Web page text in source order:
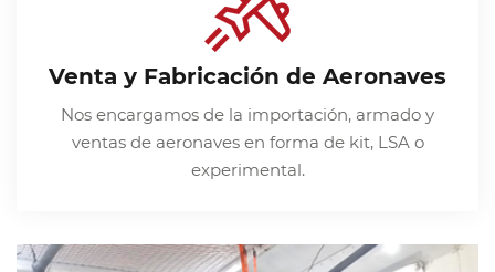
Venta y Fabricación de Aeronaves
Nos encargamos de la importación, armado y
ventas de aeronaves en forma de kit, LSA o
experimental.